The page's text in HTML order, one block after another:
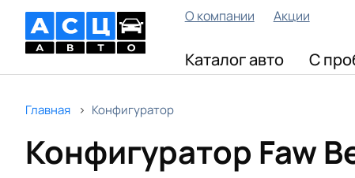
О компании Акции
Каталог авто С
Главная Конфигуратор
Конфигуратор Faw